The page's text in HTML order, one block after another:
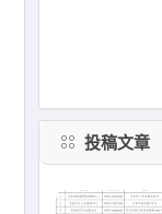
投稿文章